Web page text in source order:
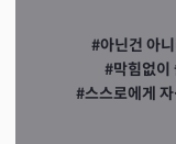
#아닌건 아
#막힘없이
#스스로에게